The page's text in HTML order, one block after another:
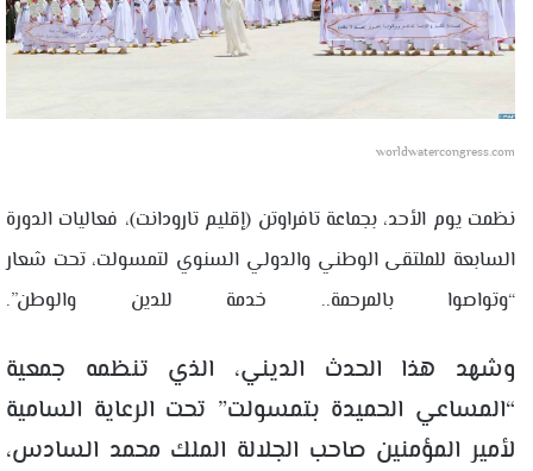
worldwatercongress.com
نظمت يوم الأحد، بجماعة تافراوتن (إقليم تارودانت)، فعاليات الدورة
السابعة للملتقى الوطني والدولي السنوي لتمسولت، تحت شعار
“وتواصوا بالمرحمة.. خدمة للدين والوطن”.
وشهد هذا الحدث الديني، الذي تنظمه جمعية
“المساعي الحميدة بتمسولت” تحت الرعاية السامية
لأمير المؤمنين صاحب الجلالة الملك محمد السادس،